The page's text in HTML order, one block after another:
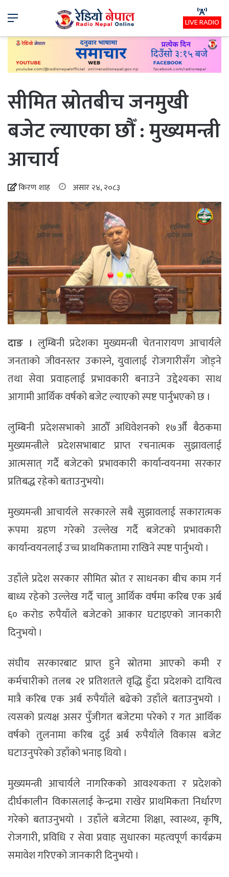
Menu LIVE RADIO
सीमित स्रोतबीच जनमुखी
बजेट ल्याएका छौँ : मुख्यमन्त्री
आचार्य
किरण शाह असार २४, २०८३
दाङ । लुम्बिनी प्रदेशका मुख्यमन्त्री चेतनारायण आचार्यले
जनताको जीवनस्तर उकास्ने, युवालाई रोजगारीसँग जोड्ने
तथा सेवा प्रवाहलाई प्रभावकारी बनाउने उद्देश्यका साथ
आगामी आर्थिक वर्षको बजेट ल्याएको स्पष्ट पार्नुभएको छ ।
लुम्बिनी प्रदेशसभाको आठौँ अधिवेशनको १७औँ बैठकमा
मुख्यमन्त्रीले प्रदेशसभाबाट प्राप्त रचनात्मक सुझावलाई
आत्मसात् गर्दै बजेटको प्रभावकारी कार्यान्वयनमा सरकार
प्रतिबद्ध रहेको बताउनुभयो।
मुख्यमन्त्री आचार्यले सरकारले सबै सुझावलाई सकारात्मक
रूपमा ग्रहण गरेको उल्लेख गर्दै बजेटको प्रभावकारी
कार्यान्वयनलाई उच्च प्राथमिकतामा राखिने स्पष्ट पार्नुभयो ।
उहाँले प्रदेश सरकार सीमित स्रोत र साधनका बीच काम गर्न
बाध्य रहेको उल्लेख गर्दै चालु आर्थिक वर्षमा करिब एक अर्ब
६० करोड रुपैयाँले बजेटको आकार घटाइएको जानकारी
दिनुभयो ।
संघीय सरकारबाट प्राप्त हुने स्रोतमा आएको कमी र
कर्मचारीको तलब २१ प्रतिशतले वृद्धि हुँदा प्रदेशको दायित्व
मात्रै करिब एक अर्ब रुपैयाँले बढेको उहाँले बताउनुभयो ।
त्यसको प्रत्यक्ष असर पुँजीगत बजेटमा परेको र गत आर्थिक
वर्षको तुलनामा करिब दुई अर्ब रुपैयाँले विकास बजेट
घटाउनुपरेको उहाँको भनाइ थियो ।
मुख्यमन्त्री आचार्यले नागरिकको आवश्यकता र प्रदेशको
दीर्घकालीन विकासलाई केन्द्रमा राखेर प्राथमिकता निर्धारण
गरेको बताउनुभयो । उहाँले बजेटमा शिक्षा, स्वास्थ्य, कृषि,
रोजगारी, प्रविधि र सेवा प्रवाह सुधारका महत्वपूर्ण कार्यक्रम
समावेश गरिएको जानकारी दिनुभयो ।